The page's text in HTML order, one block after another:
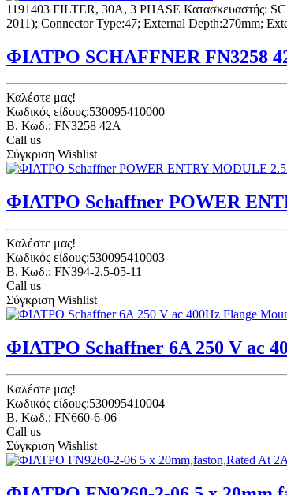
1191403 FILTER, 30A, 3 PHASE Κατασκευαστής:
2011); Connector Type:47; External Depth:270mm;
ΦΙΛΤΡΟ SCHAFFNER FN3258
Καλέστε μας!
Κωδικός είδους:530095410000
B. Κωδ.: FN3258 42A
Call us
Σύγκριση Wishlist
ΦΙΛΤΡΟ Schaffner POWER
Καλέστε μας!
Κωδικός είδους:530095410003
B. Κωδ.: FN394-2.5-05-11
Call us
Σύγκριση Wishlist
ΦΙΛΤΡΟ Schaffner 6A 250 V ac
Καλέστε μας!
Κωδικός είδους:530095410004
B. Κωδ.: FN660-6-06
Call us
Σύγκριση Wishlist